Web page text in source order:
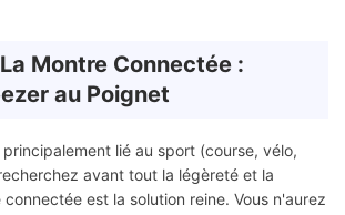
La Montre Connectée :
au Poignet
lié au sport (course, vélo,
avant tout la légèreté et la
est la solution reine. Vous n'aurez